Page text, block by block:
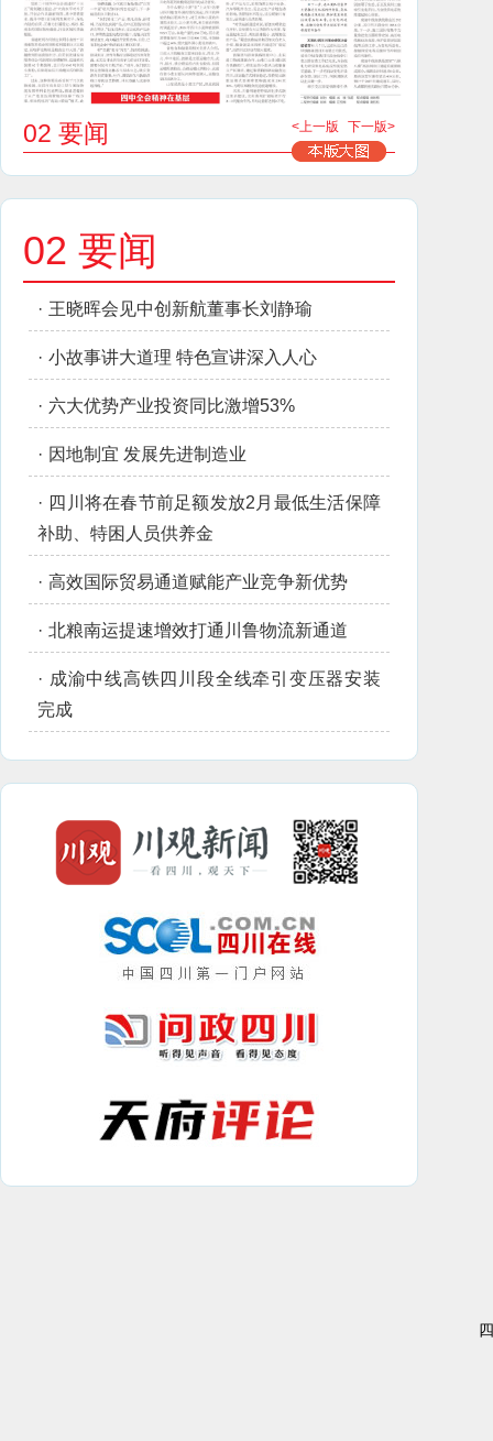
02 要闻 <上一版 下一版>
02 要闻
· 王晓晖会见中创新航董事长刘静瑜
· 小故事讲大道理 特色宣讲深入人心
· 六大优势产业投资同比激增53%
· 因地制宜 发展先进制造业
· 四川将在春节前足额发放2月最低生活保障
补助、特困人员供养金
· 高效国际贸易通道赋能产业竞争新优势
· 北粮南运提速增效打通川鲁物流新通道
· 成渝中线高铁四川段全线牵引变压器安装
完成